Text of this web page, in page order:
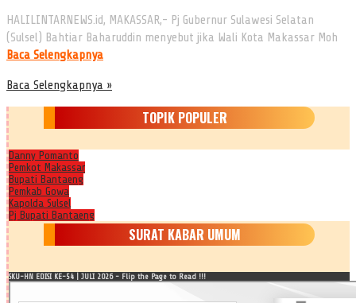
HALILINTARNEWS.id, MAKASSAR,- Pj Gubernur Sulawesi Selatan
(Sulsel) Bahtiar Baharuddin menyebut jika Wali Kota Makassar Moh
Baca Selengkapnya
Baca Selengkapnya »
TOPIK POPULER
Danny Pomanto
Pemkot Makassar
Bupati Bantaeng
Pemkab Gowa
Kapolda Sulsel
Pj Bupati Bantaeng
SURAT KABAR UMUM
SKU-HN EDISI KE-54 | JULI 2026 - Flip the Page to Read !!!